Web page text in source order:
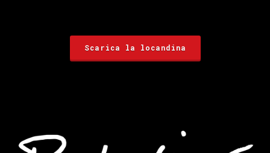
Scarica la locandina